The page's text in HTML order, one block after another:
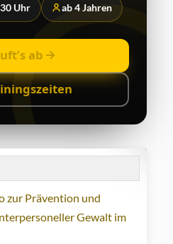
Uhr ab 4 Jahren
ab
zur Prävention und
Gewalt im